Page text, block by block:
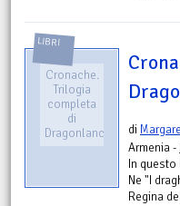
LIBRI
Cronache.
Trilogia
completa
di
Dragonlance
di
Armenia -
In
Ne "I
Regina